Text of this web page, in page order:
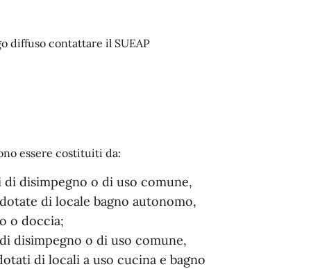
diffuso contattare il SUEAP
essere costituiti da:
di disimpegno o di uso comune,
di locale bagno autonomo,
o doccia;
disimpegno o di uso comune,
di locali a uso cucina e bagno